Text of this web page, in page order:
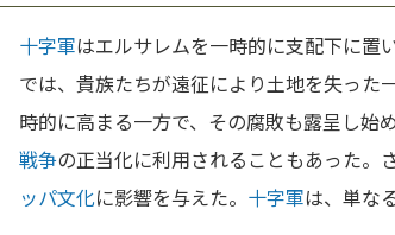
十字軍はエルサレムを一時的に支配下に置
では、貴族たちが遠征により土地を失った
時的に高まる一方で、その腐敗も露呈し始め
戦争の正当化に利用されることもあった。
ッパ文化に影響を与えた。 十字軍は、単な